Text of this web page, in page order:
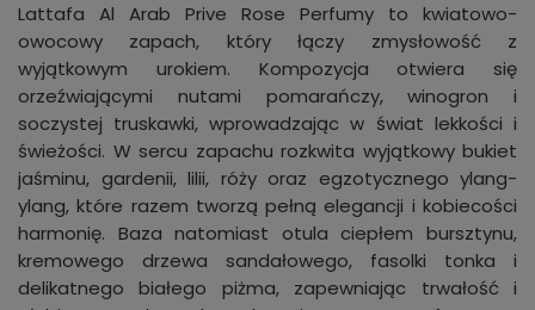
Lattafa Al Arab Prive Rose Perfumy to kwiatowo-
owocowy zapach, który łączy zmysłowość z
wyjątkowym urokiem. Kompozycja otwiera się
orzeźwiającymi nutami pomarańczy, winogron i
soczystej truskawki, wprowadzając w świat lekkości i
świeżości. W sercu zapachu rozkwita wyjątkowy bukiet
jaśminu, gardenii, lilii, róży oraz egzotycznego ylang-
ylang, które razem tworzą pełną elegancji i kobiecości
harmonię. Baza natomiast otula ciepłem bursztynu,
kremowego drzewa sandałowego, fasolki tonka i
delikatnego białego piżma, zapewniając trwałość i